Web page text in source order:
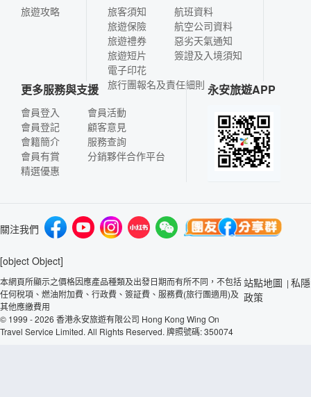
旅遊攻略
旅客須知
旅遊保險
旅遊禮券
旅遊短片
電子印花
航班資料
航空公司資料
惡劣天氣通知
簽證及入境須知
旅行團報名及責任細則
更多服務與支援
會員登入
會員登記
會籍簡介
會員有賞
精選優惠
會員活動
顧客意見
服務查詢
分銷夥伴合作平台
永安旅遊APP
關注我們
[object Object]
本網頁所顯示之價格因應產品種類及出發日期而有所不同，不包括
任何稅項、燃油附加費、行政費、簽証費、服務費(旅行團適用)及
其他應繳費用
© 1999 - 2026 香港永安旅遊有限公司 Hong Kong Wing On
Travel Service Limited. All Rights Reserved. 牌照號碼: 350074
站點地圖 | 私隱
政策